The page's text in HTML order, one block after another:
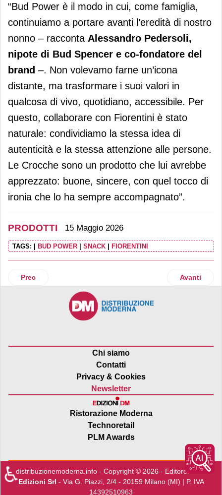
“Bud Power è il modo in cui, come famiglia,
continuiamo a portare avanti l’eredità di nostro
nonno – racconta Alessandro Pedersoli,
nipote di Bud Spencer e co‑fondatore del
brand –. Non volevamo farne un’icona
distante, ma trasformare i suoi valori in
qualcosa di vivo, quotidiano, accessibile. Per
questo, collaborare con Fiorentini è stato
naturale: condividiamo la stessa idea di
autenticità e la stessa attenzione alle persone.
Le Crocche sono un prodotto che lui avrebbe
apprezzato: buone, sincere, con quel tocco di
ironia che lo ha sempre accompagnato”.
PRODOTTI 15 Maggio 2026
TAGS: | BUD POWER | SNACK | FIORENTINI
Articolo precedente: Zerbinati risponde ai trend di
Prec Articolo
Avanti
Chi siamo
Contatti
Privacy & Cookies
Newsletter
Ristorazione Moderna
Technoretail
PLM Awards
distribuzionemoderna.info - Copyright © 2026 - Editore:Edra
Edizioni Srl - Via G. Piazzi, 2/4 - 20159 Milano (MI) | P. IVA
14392510963